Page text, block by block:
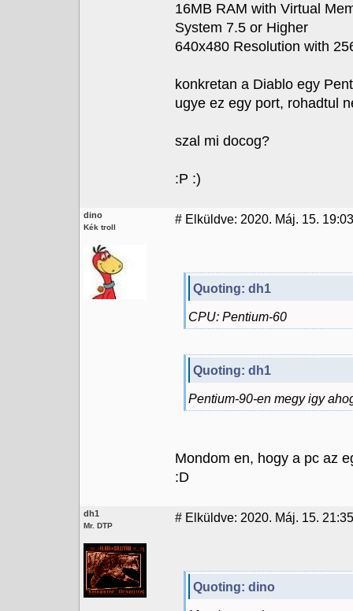
16MB RAM with Virtual
System 7.5 or Higher
640x480 Resolution with
konkretan a Diablo egy
ugye ez egy port, rohadtul
szal mi docog?
:P :)
dino
Kék troll
# Elküldve: 2020. Máj. 15. 19:03
Quoting: dh1
CPU: Pentium-60
Quoting: dh1
Pentium-90-en megy igy
Mondom en, hogy a pc az
:D
dh1
Mr. DTP
# Elküldve: 2020. Máj. 15.
Quoting: dino